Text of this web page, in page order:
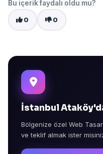
Bu içerik faydalı oldu mu?
0 0
İstanbul
Bölgenize özel Web
ve teklif almak ister